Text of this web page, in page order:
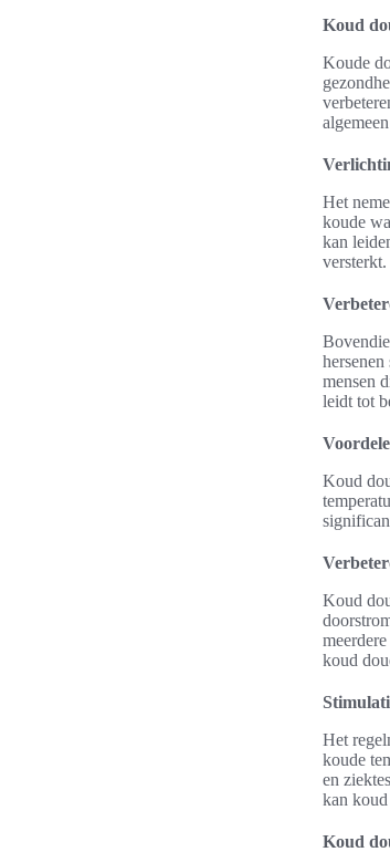
Koud
Koude
Het
koude
kan
versterkt.
mensen
leidt tot
Koud
Koud
meerdere
koud
Het
koude
en
kan koud
Koud